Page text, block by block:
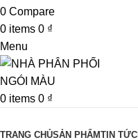
0 Compare
0 items 0 ₫
Menu
0 items 0 ₫
TRANG CHỦSẢN PHẨMTIN TỨC